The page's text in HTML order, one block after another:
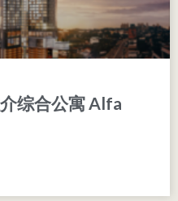
综合公寓 Alfa